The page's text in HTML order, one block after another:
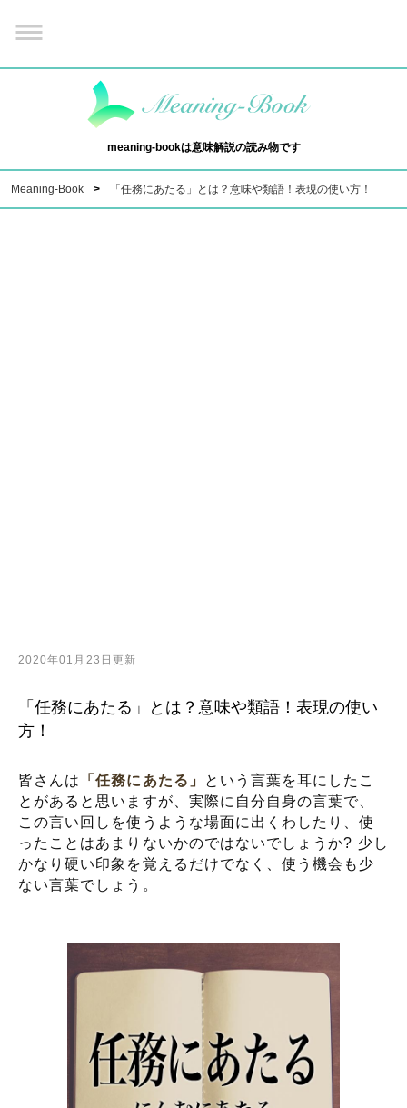
meaning-bookは意味解説の読み物です
Meaning-Book 「任務にあたる」とは？意味や類語！表現の使い方！
2020年01月23日更新
「任務にあたる」とは？意味や類語！表現の使い
方！
皆さんは 「任務にあたる」
という言葉を耳にしたこ
とがあると思いますが、実際に自分自身の言葉で、
この言い回しを使うような場面に出くわしたり、使
ったことはあまりないかのではないでしょうか? 少し
かなり硬い印象を覚えるだけでなく、使う機会も少
ない言葉でしょう。